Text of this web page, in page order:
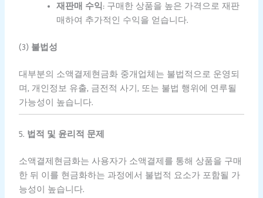
재판매 수익: 구매한 상품을 높은 가격으로 재판
매하여 추가적인 수익을 얻습니다.
(3) 불법성
대부분의 소액결제현금화 중개업체는 불법적으로 운영되
며, 개인정보 유출, 금전적 사기, 또는 불법 행위에 연루될
가능성이 높습니다.
5. 법적 및 윤리적 문제
소액결제현금화는 사용자가 소액결제를 통해 상품을 구매
한 뒤 이를 현금화하는 과정에서 불법적 요소가 포함될 가
능성이 높습니다.